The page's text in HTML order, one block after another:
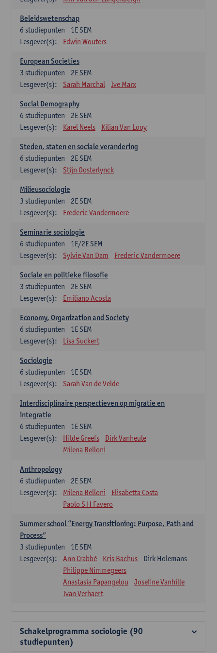
Beleidswetenschap
1E SEM
6 studiepunten
Lesgever(s):
Edwin Wouters
European Societies
2E SEM
3 studiepunten
Lesgever(s):
Sarah Marchal Ive Marx
Social Demography
2E SEM
6 studiepunten
Lesgever(s):
Karel Neels Kilian Van Looy
Steden, staten en sociale verandering
2E SEM
6 studiepunten
Lesgever(s):
Stijn Oosterlynck
Milieusociologie
2E SEM
3 studiepunten
Lesgever(s):
Frederic Vandermoere
Seminarie sociologie
1E/2E SEM
6 studiepunten
Lesgever(s):
Sylvie Van Dam Frederic Vandermoere
Sociale en politieke filosofie
2E SEM
3 studiepunten
Lesgever(s):
Emiliano Acosta
Economy, Organization and Society
1E SEM
6 studiepunten
Lesgever(s):
Lisa Suckert
Sociologie
1E SEM
6 studiepunten
Lesgever(s):
Sarah Van de Velde
Interdisciplinaire perspectieven op migratie en
integratie
1E SEM
6 studiepunten
Lesgever(s):
Hilde Greefs
Dirk Vanheule
Milena Belloni
Anthropology
2E SEM
6 studiepunten
Lesgever(s):
Milena Belloni
Elisabetta Costa
Paolo S H Favero
Summer school “Energy Transitioning: Purpose, Path and
Process”
1E SEM
3 studiepunten
Lesgever(s):
Ann Crabbé Kris Bachus
Dirk Holemans
Philippe Nimmegeers
Anastasia Papangelou
Josefine Vanhille
Ivan Verhaert
Schakelprogramma sociologie (90
studiepunten)